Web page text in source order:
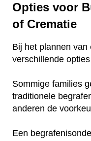
Opties voor
of Crematie
Bij het plannen
verschillende
Sommige families
traditionele
anderen de
Een